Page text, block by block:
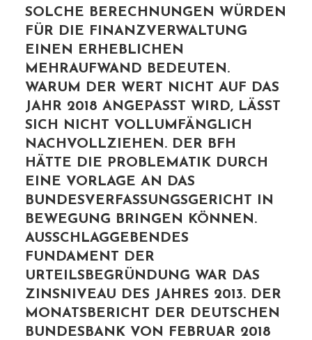
SOLCHE BERECHNUNGEN WÜRDEN
FÜR DIE FINANZVERWALTUNG
EINEN ERHEBLICHEN
MEHRAUFWAND BEDEUTEN.
WARUM DER WERT NICHT AUF DAS
JAHR 2018 ANGEPASST WIRD, LÄSST
SICH NICHT VOLLUMFÄNGLICH
NACHVOLLZIEHEN. DER BFH
HÄTTE DIE PROBLEMATIK DURCH
EINE VORLAGE AN DAS
BUNDESVERFASSUNGSGERICHT IN
BEWEGUNG BRINGEN KÖNNEN.
AUSSCHLAGGEBENDES
FUNDAMENT DER
URTEILSBEGRÜNDUNG WAR DAS
ZINSNIVEAU DES JAHRES 2013. DER
MONATSBERICHT DER DEUTSCHEN
BUNDESBANK VON FEBRUAR 2018